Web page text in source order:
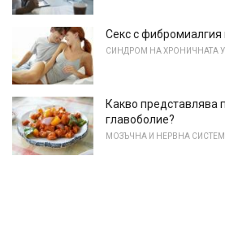
Секс с
СИНДРОМ НА ХРОНИЧНАТА
Какво представлява
главоболие?
МОЗЪЧНА И НЕРВНА